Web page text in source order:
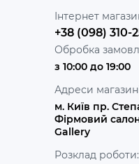
Інтернет
+38 (098) 310-
Обробка
з 10:00 до 19:00
Адреси
м. Київ пр.
Фірмовий
Gallery
Розклад роботи: